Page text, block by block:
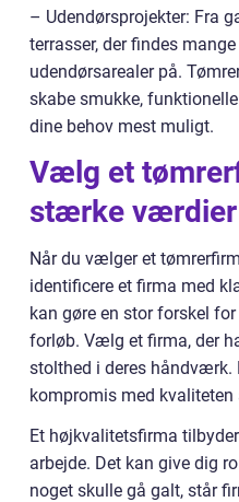
– Udendørsprojekter: Fra
terrasser, der findes
udendørsarealer på.
skabe smukke,
dine behov mest muligt.
Vælg et
stærke værdier
Når du vælger et
identificere et firma med
kan gøre en stor forskel
forløb. Vælg et firma, der
stolthed i deres håndværk.
kompromis med kvaliteten
Et højkvalitetsfirma
arbejde. Det kan give dig
noget skulle gå galt, står